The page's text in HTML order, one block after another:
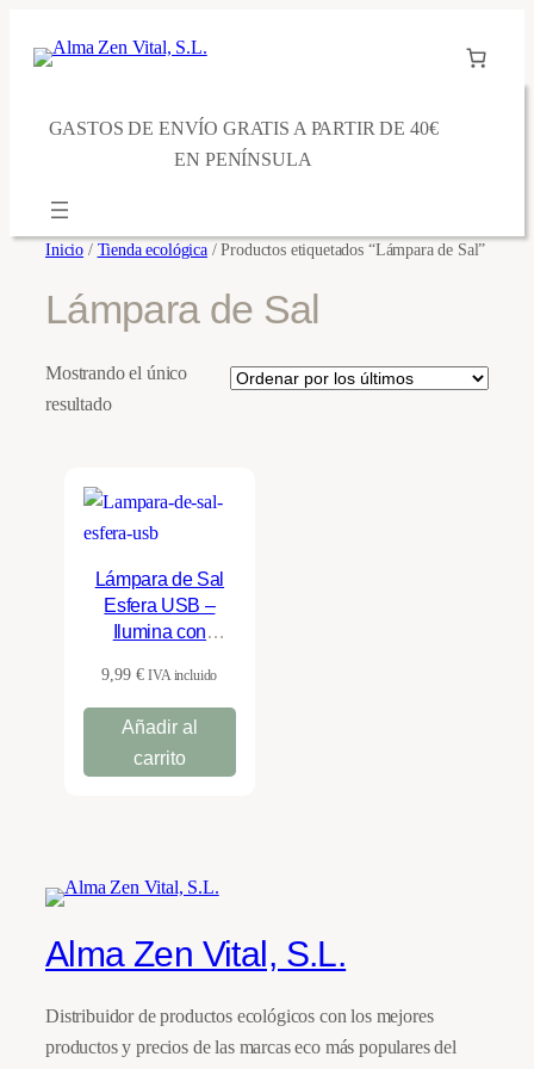
GASTOS DE ENVÍO GRATIS A PARTIR DE 40€
EN PENÍNSULA
Inicio / Tienda ecológica/ Productos etiquetados “Lámpara de Sal”
Lámpara de Sal
Mostrando el único
resultado
Lámpara de Sal
Esfera USB –
Ilumina con
9,99 € IVA incluido
Añadir al
carrito
Alma Zen Vital, S.L.
Distribuidor de productos ecológicos con los mejores
productos y precios de las marcas eco más populares del